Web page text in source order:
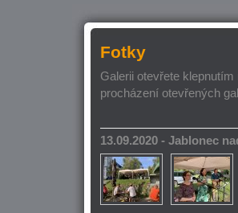
Fotky
Galerii otevřete
procházení otevřených
13.09.2020 - Jablonec